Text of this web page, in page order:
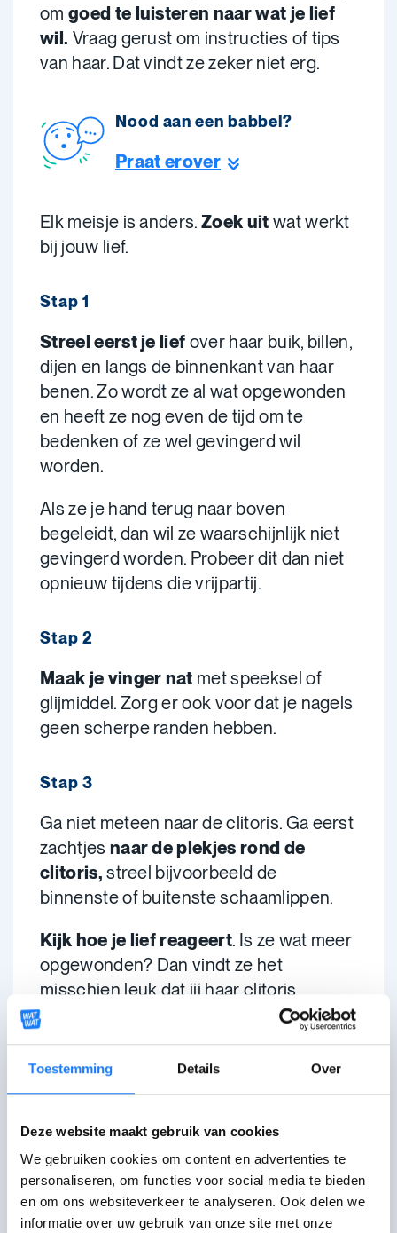
Toestemming Details Over
Deze website maakt gebruik van cookies
We gebruiken cookies om content en advertenties te
personaliseren, om functies voor social media te bieden
en om ons websiteverkeer te analyseren. Ook delen we
informatie over uw gebruik van onze site met onze
om goed te luisteren naar wat je lief
wil. Vraag gerust om instructies of tips
van haar. Dat vindt ze zeker niet erg.
Nood aan een babbel?
Praat erover
Elk meisje is anders.Zoek uit wat werkt
bij jouw lief.
Stap 1
Streel eerst je lief over haar buik, billen,
dijen en langs de binnenkant van haar
benen. Zo wordt ze al wat opgewonden
en heeft ze nog even de tijd om te
bedenken of ze wel gevingerd wil
worden.
Als ze je hand terug naar boven
begeleidt, dan wil ze waarschijnlijk niet
gevingerd worden. Probeer dit dan niet
opnieuw tijdens die vrijpartij.
Stap 2
Maak je vinger nat met speeksel of
glijmiddel. Zorg er ook voor dat je nagels
geen scherpe randen hebben.
Stap 3
Ga niet meteen naar de clitoris. Ga eerst
zachtjes naar de plekjes rond de
clitoris,streel bijvoorbeeld de
binnenste of buitenste schaamlippen.
Kijk hoe je lief reageert. Is ze wat meer
opgewonden? Dan vindt ze het
misschien leuk dat jij haar clitoris
aanraakt. Hoe hard, zacht, snel of traag
je best wrijft, dat vraag je best aan je lief.
Je kan ook je lief
galangzaam (!)naar binnen met je
eerste vingerkootje en terug eruit. Als je
voelt dat dit zonder probleem gaat, dan
kan je opnieuw proberen met twee